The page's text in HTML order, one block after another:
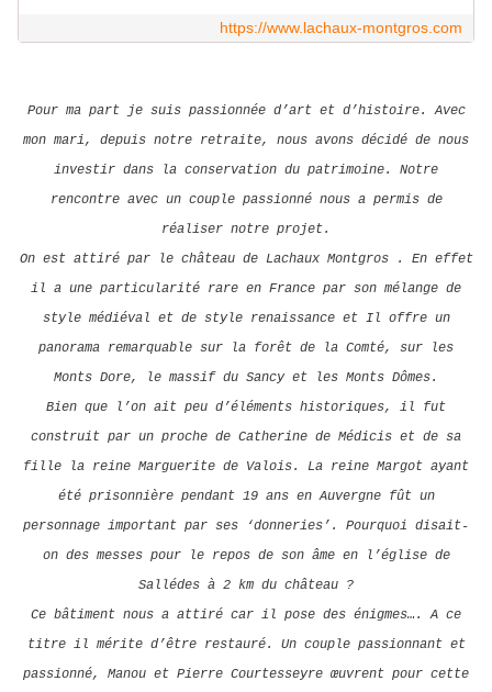
https://www.lachaux-montgros.com
Pour ma part je suis passionnée d’art et d’histoire. Avec
mon mari, depuis notre retraite, nous avons décidé de nous
investir dans la conservation du patrimoine. Notre
rencontre avec un couple passionné nous a permis de
réaliser notre projet.
On est attiré par le château de Lachaux Montgros . En effet
il a une particularité rare en France par son mélange de
style médiéval et de style renaissance et Il offre un
panorama remarquable sur la forêt de la Comté, sur les
Monts Dore, le massif du Sancy et les Monts Dômes.
Bien que l’on ait peu d’éléments historiques, il fut
construit par un proche de Catherine de Médicis et de sa
fille la reine Marguerite de Valois. La reine Margot ayant
été prisonnière pendant 19 ans en Auvergne fût un
personnage important par ses ‘donneries’. Pourquoi disait-
on des messes pour le repos de son âme en l’église de
Sallédes à 2 km du château ?
Ce bâtiment nous a attiré car il pose des énigmes…. A ce
titre il mérite d’être restauré. Un couple passionnant et
passionné, Manou et Pierre Courtesseyre œuvrent pour cette